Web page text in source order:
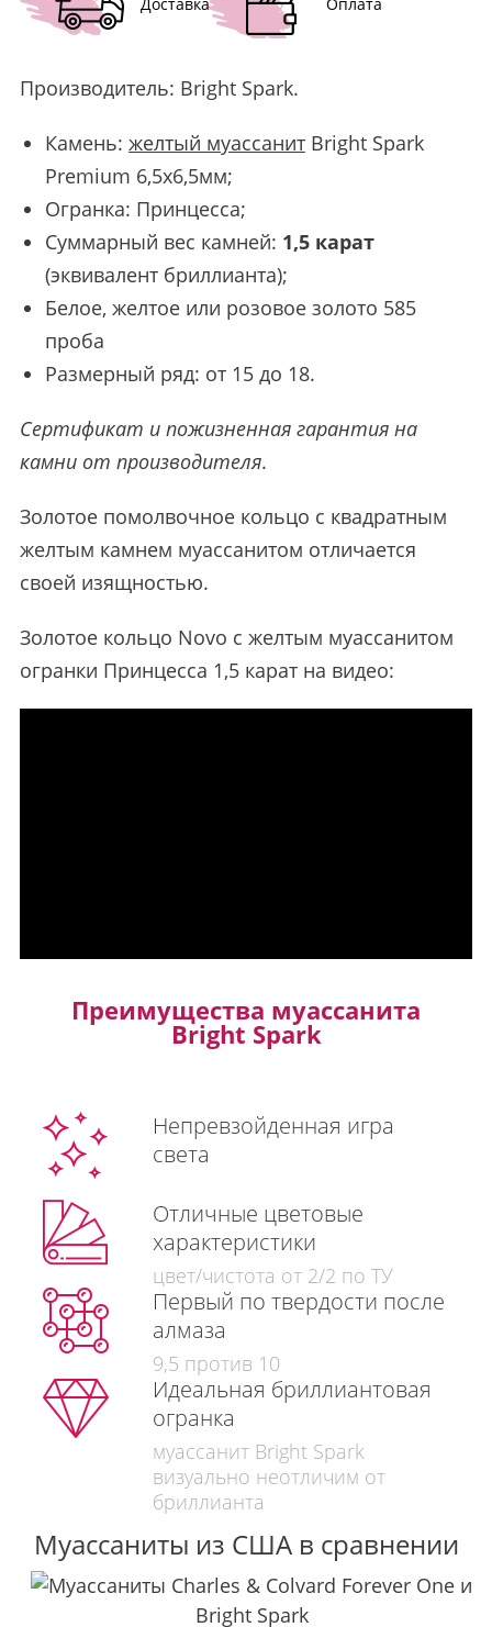
Производитель: Bright Spark.
Камень: желтый муассанитBright Spark
Premium 6,5х6,5мм;
Огранка: Принцесса;
Суммарный вес камней: 1,5 карат
(эквивалент бриллианта);
Белое, желтое или розовое золото 585
проба
Размерный ряд: от 15 до 18.
Сертификат и пожизненная гарантия на
камни от производителя.
Золотое помолвочное кольцо с квадратным
желтым камнем муассанитом отличается
своей изящностью.
Золотое кольцо Novo с желтым муассанитом
огранки Принцесса 1,5 карат на видео:
Преимущества муассанита
Bright Spark
Непревзойденная игра
света
Отличные цветовые
характеристики
цвет/чистота от 2/2 по ТУ
Первый по твердости после
алмаза
9,5 против 10
Идеальная бриллиантовая
огранка
муассанит Bright Spark
визуально неотличим от
бриллианта
Муассаниты из США в сравнении